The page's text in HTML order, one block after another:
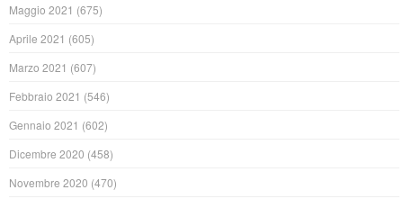
Maggio 2021 (675)
Aprile 2021 (605)
Marzo 2021 (607)
Febbraio 2021 (546)
Gennaio 2021 (602)
Dicembre 2020 (458)
Novembre 2020 (470)